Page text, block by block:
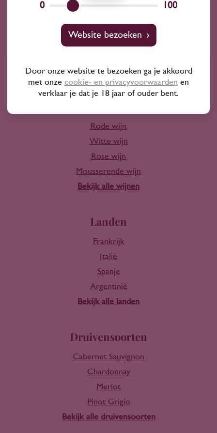
10+ jaar ervaring
Rode wijn
Witte wijn
Rose wijn
Mousserende wijn
Bekijk alle wijnen
Landen
Frankrijk
Italië
Spanje
Argentinië
Bekijk alle landen
Druivensoorten
Cabernet Sauvignon
Chardonnay
Merlot
Pinot Grigio
Bekijk alle druivensoorten
0 100
Website bezoeken
Door onze website te bezoeken ga je akkoord
met onze cookie- en privacyvoorwaarden en
verklaar je dat je 18 jaar of ouder bent.